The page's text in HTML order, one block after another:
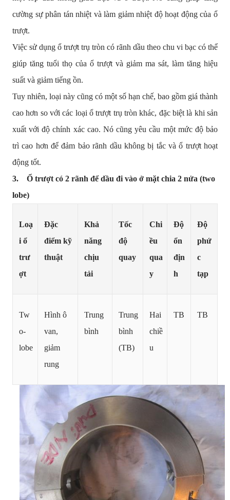
cường sự phân tán nhiệt và làm giảm nhiệt độ hoạt động của ổ
trượt.
Việc sử dụng ổ trượt trụ tròn có rãnh dầu theo chu vi bạc có thể
giúp tăng tuổi thọ của ổ trượt và giảm ma sát, làm tăng hiệu
suất và giảm tiếng ồn.
Tuy nhiên, loại này cũng có một số hạn chế, bao gồm giá thành
cao hơn so với các loại ổ trượt trụ tròn khác, đặc biệt là khi sản
xuất với độ chính xác cao. Nó cũng yêu cầu một mức độ bảo
trì cao hơn để đảm bảo rãnh dầu không bị tắc và ổ trượt hoạt
động tốt.
3. Ổ trượt có 2 rãnh để dầu đi vào ở mặt chia 2 nửa (two
lobe)
Loạ
i ổ
trư
ợt
Đặc
điểm kỹ
thuật
Khả
năng
chịu
tải
Tốc
độ
quay
Chi
ều
qua
y
Độ
ổn
địn
h
Độ
phứ
c
tạp
Tw
o-
lobe
Hình ô
van,
giảm
rung
Trung
bình
Trung
bình
(TB)
Hai
chiề
u
TB TB